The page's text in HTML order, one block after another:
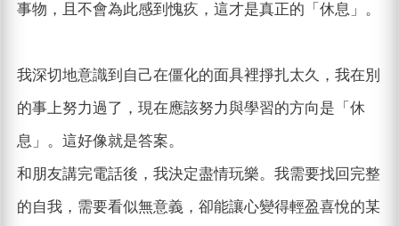
事物，且不會為此感到愧疚，這才是真正的「休息」。
我深切地意識到自己在僵化的面具裡掙扎太久，我在別
的事上努力過了，現在應該努力與學習的方向是「休
息」。這好像就是答案。
和朋友講完電話後，我決定盡情玩樂。我需要找回完整
的自我，需要看似無意義，卻能讓心變得輕盈喜悅的某